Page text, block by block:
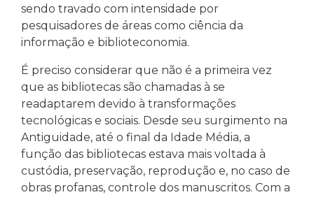
sendo travado com intensidade por
pesquisadores de áreas como ciência da
informação e biblioteconomia.
É preciso considerar que não é a primeira vez
que as bibliotecas são chamadas à se
readaptarem devido à transformações
tecnológicas e sociais. Desde seu surgimento na
Antiguidade, até o final da Idade Média, a
função das bibliotecas estava mais voltada à
custódia, preservação, reprodução e, no caso de
obras profanas, controle dos manuscritos. Com a